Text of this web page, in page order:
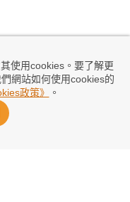
使用cookies。要了解更
網站如何使用cookies的
政策》 。